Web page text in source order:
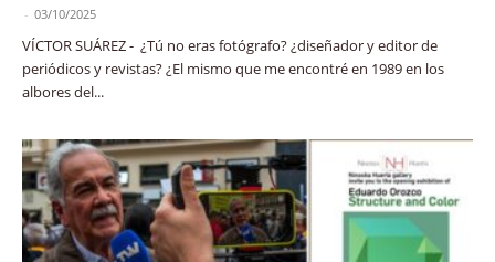
- 03/10/2025
VÍCTOR SUÁREZ - ¿Tú no eras fotógrafo? ¿diseñador y editor de
periódicos y revistas? ¿El mismo que me encontré en 1989 en los
albores del...